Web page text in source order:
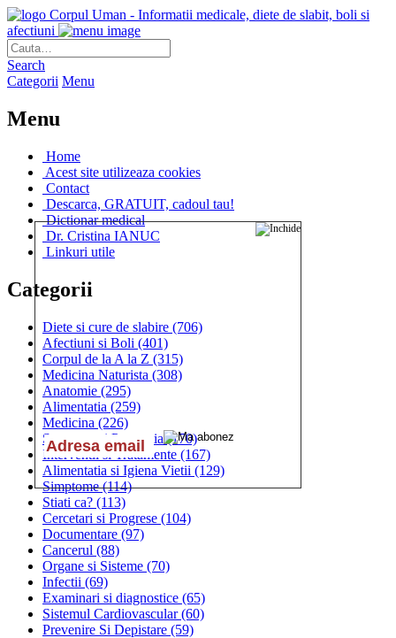
Corpul Uman - Informatii medicale, diete de slabit, boli si
afectiuni
Search
Categorii Menu
Menu
Home
Acest site utilizeaza cookies
Contact
Descarca, GRATUIT, cadoul tau!
Dictionar medical
Dr. Cristina IANUC
Linkuri utile
Categorii
Diete si cure de slabire (706)
Afectiuni si Boli (401)
Corpul de la A la Z (315)
Medicina Naturista (308)
Anatomie (295)
Alimentatia (259)
Medicina (226)
Sanatatea si Preventia(170)
Interventii si Tratamente (167)
Alimentatia si Igiena Vietii (129)
Simptome(114)
Stiati ca? (113)
Cercetari si Progrese (104)
Documentare (97)
Cancerul (88)
Organe si Sisteme (70)
Infectii (69)
Examinari si diagnostice (65)
Sistemul Cardiovascular(60)
Prevenire Si Depistare (59)